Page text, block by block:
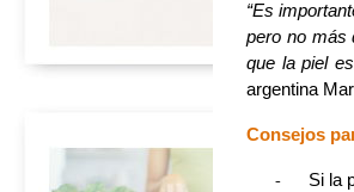
“Es
pero no más
que la piel
argentina
Consejos
-
Si la